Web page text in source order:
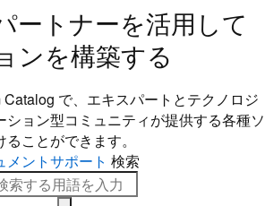
ートナーを活用して
ンを構築する
で、エキスパートとテクノロジ
ション型コミ​ュニティが提供する各種ソ
ことができます。
メントサポート 検索